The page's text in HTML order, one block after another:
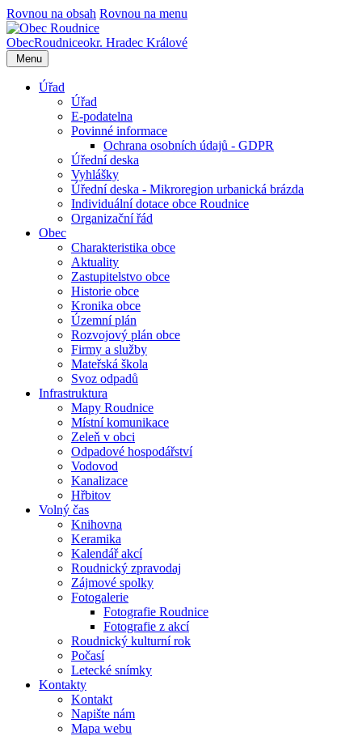
Rovnou na obsah Rovnou na menu
ObecRoudniceokr. Hradec Králové
Menu
Úřad
Úřad
E-podatelna
Povinné informace
Ochrana osobních údajů - GDPR
Úřední deska
Vyhlášky
Úřední deska - Mikroregion urbanická brázda
Individuální dotace obce Roudnice
Organizační řád
Obec
Charakteristika obce
Aktuality
Zastupitelstvo obce
Historie obce
Kronika obce
Územní plán
Rozvojový plán obce
Firmy a služby
Mateřská škola
Svoz odpadů
Infrastruktura
Mapy Roudnice
Místní komunikace
Zeleň v obci
Odpadové hospodářství
Vodovod
Kanalizace
Hřbitov
Volný čas
Knihovna
Keramika
Kalendář akcí
Roudnický zpravodaj
Zájmové spolky
Fotogalerie
Fotografie Roudnice
Fotografie z akcí
Roudnický kulturní rok
Počasí
Letecké snímky
Kontakty
Kontakt
Napište nám
Mapa webu